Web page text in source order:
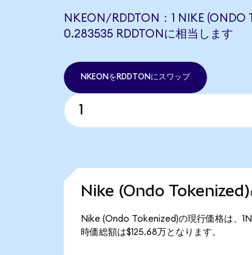
NKEON/RDDTON：1 NIKE (ONDO
0.283535 RDDTONに相当します
NKEONをRDDTONにスワップ
Nike (Ondo Tokenized)
Nike (Ondo Tokenized)の現行価格は、
時価総額は$125.68万となります。